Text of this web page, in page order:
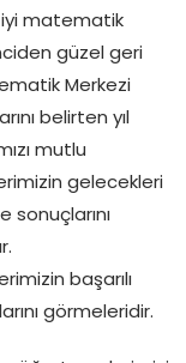
iyi matematik
güzel geri
Merkezi
belirten yıl
mutlu
gelecekleri
başarılı
görmeleridir.